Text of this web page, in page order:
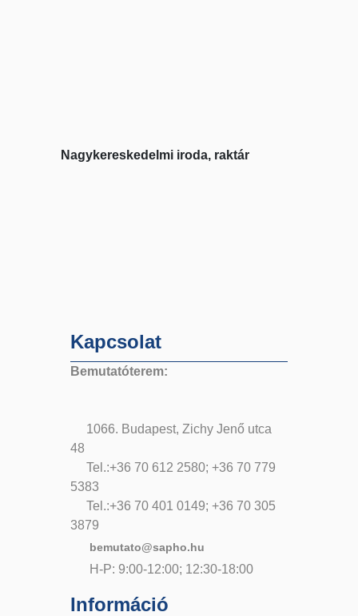
Nagykereskedelmi iroda, raktár
Kapcsolat
Bemutatóterem:
1066. Budapest, Zichy Jenő utca
48
Tel.:+36 70 612 2580; +36 70 779
5383
Tel.:+36 70 401 0149; +36 70 305
3879
bemutato@sapho.hu
H-P: 9:00-12:00; 12:30-18:00
Információ